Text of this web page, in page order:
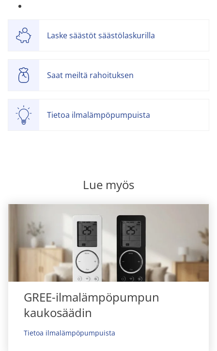
Laske säästöt säästölaskurilla
Saat meiltä rahoituksen
Tietoa ilmalämpöpumpuista
Lue myös
GREE-ilmalämpöpumpun
kaukosäädin
Tietoa ilmalämpöpumpuista